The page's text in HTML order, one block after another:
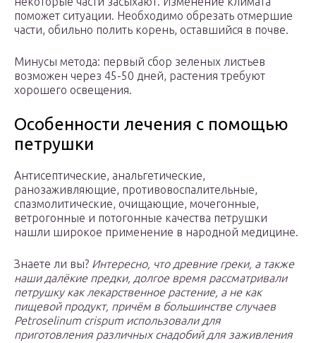
поможет ситуации. Необходимо обрезать отмершие
части, обильно полить корень, оставшийся в почве.
Минусы метода: первый сбор зеленых листьев
возможен через 45-50 дней, растения требуют
хорошего освещения.
Особенности лечения с помощью
петрушки
Антисептические, анальгетические,
ранозаживляющие, противовоспалительные,
спазмолитические, очищающие, мочегонные,
ветрогонные и потогонные качества петрушки
нашли широкое применение в народной медицине.
Знаете ли вы? Интересно, что древние греки, а также
наши далёкие предки, долгое время рассматривали
петрушку как лекарственное растение, а не как
пищевой продукт, причём в большинстве случаев
Petroselinum crispum использовали для
приготовления различных снадобий для заживления